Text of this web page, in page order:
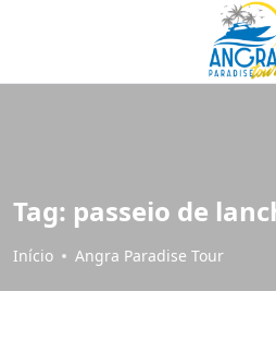
Tag: passeio de
Início Angra Paradise Tour